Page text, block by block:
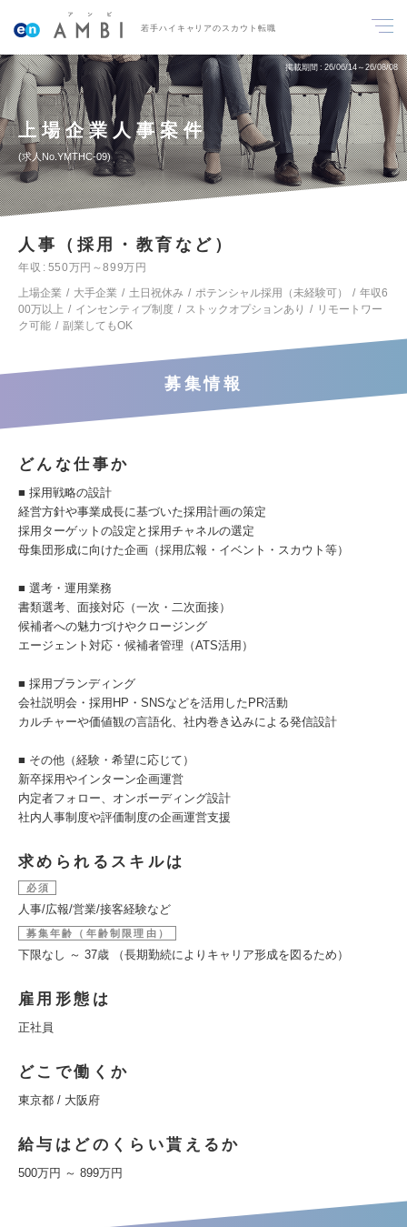
若手ハイキャリアのスカウト転職
掲載期間 26/06/14～26/08/08
上場企業人事案件
求人No.YMTHC-09
人事（採用・教育など）
年収
550万円～899万円
上場企業
大手企業 土日祝休み ポテンシャル採用（未経験可）
年収6
00万以上
インセンティブ制度 ストックオプションあり
リモートワー
ク可能
副業してもOK
募集情報
どんな仕事か
■ 採用戦略の設計
経営方針や事業成長に基づいた採用計画の策定
採用ターゲットの設定と採用チャネルの選定
母集団形成に向けた企画（採用広報・イベント・スカウト等）
■ 選考・運用業務
書類選考、面接対応（一次・二次面接）
候補者への魅力づけやクロージング
エージェント対応・候補者管理（ATS活用）
■ 採用ブランディング
会社説明会・採用HP・SNSなどを活用したPR活動
カルチャーや価値観の言語化、社内巻き込みによる発信設計
■ その他（経験・希望に応じて）
新卒採用やインターン企画運営
内定者フォロー、オンボーディング設計
社内人事制度や評価制度の企画運営支援
求められるスキルは
必須
人事/広報/営業/接客経験など
募集年齢（年齢制限理由）
下限なし ～ 37歳 （長期勤続によりキャリア形成を図るため）
雇用形態は
正社員
どこで働くか
東京都 / 大阪府
給与はどのくらい貰えるか
500万円 ～ 899万円